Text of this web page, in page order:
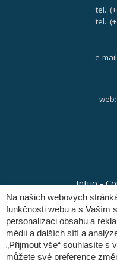
tel.:
tel.:
e-
web:
Intuo -
Na našich webových
funkčnosti webu a s Vaším
personalizaci obsahu a
médií a dalších sítí a
„Přijmout vše“ souhlasíte
můžete své preference